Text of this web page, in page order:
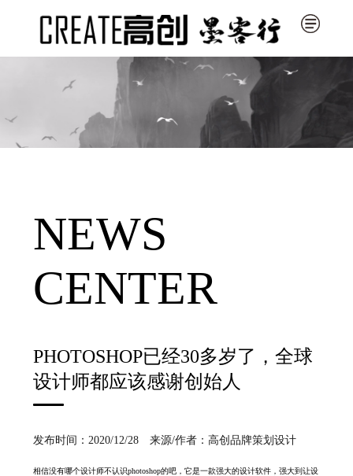
NEWS
CENTER
PHOTOSHOP已经30多岁了，全球
设计师都应该感谢创始人
发布时间：2020/12/28 来源/作者：高创品牌策划设计
相信没有哪个设计师不认识photoshop的吧，它是一款强大的设计软件，强大到让设